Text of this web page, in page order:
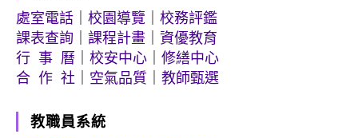
處室電話
校園導覽
校務評鑑
課表查詢
課程計畫
資優教育
行 事 曆
校安中心
修繕中心
合 作 社
空氣品質 教師甄選
教職員系統